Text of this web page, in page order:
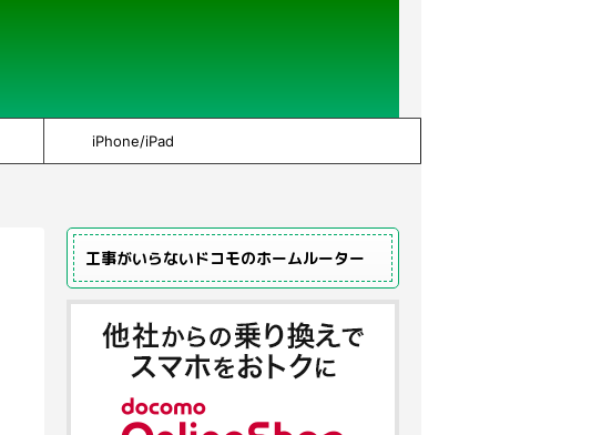
iPhone/iPad
工事がいらないドコモのホームルーター